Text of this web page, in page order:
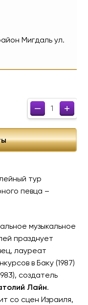
Мигдаль ул.
–
– +
+
тур
певца –
музыкальное
празднует
лауреат
в Баку (1987)
создатель
Лайн.
со сцен Израиля,